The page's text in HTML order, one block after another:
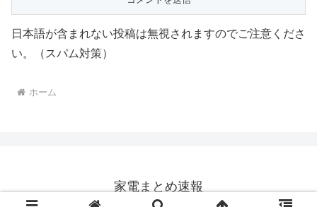
日本語が含まれない投稿は無視されますのでご注意くださ
い。（スパム対策）
ホーム
家電まとめ速報